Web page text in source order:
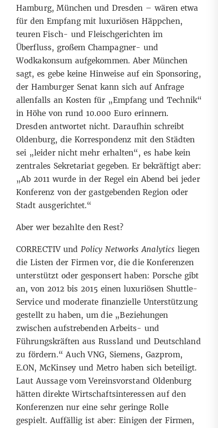
Hamburg, München und Dresden – wären etwa
für den Empfang mit luxuriösen Häppchen,
teuren Fisch- und Fleischgerichten im
Überfluss, großem Champagner- und
Wodkakonsum aufgekommen. Aber München
sagt, es gebe keine Hinweise auf ein Sponsoring,
der Hamburger Senat kann sich auf Anfrage
allenfalls an Kosten für „Empfang und Technik“
in Höhe von rund 10.000 Euro erinnern.
Dresden antwortet nicht. Daraufhin schreibt
Oldenburg, die Korrespondenz mit den Städten
sei „leider nicht mehr erhalten“, es habe kein
zentrales Sekretariat gegeben. Er bekräftigt aber:
„Ab 2011 wurde in der Regel ein Abend bei jeder
Konferenz von der gastgebenden Region oder
Stadt ausgerichtet.“
Aber wer bezahlte den Rest?
CORRECTIV und Policy Networks Analytics liegen
die Listen der Firmen vor, die die Konferenzen
unterstützt oder gesponsert haben: Porsche gibt
an, von 2012 bis 2015 einen luxuriösen Shuttle-
Service und moderate finanzielle Unterstützung
gestellt zu haben, um die „Beziehungen
zwischen aufstrebenden Arbeits- und
Führungskräften aus Russland und Deutschland
zu fördern.“ Auch VNG, Siemens, Gazprom,
E.ON, McKinsey und Metro haben sich beteiligt.
Laut Aussage vom Vereinsvorstand Oldenburg
hätten direkte Wirtschaftsinteressen auf den
Konferenzen nur eine sehr geringe Rolle
gespielt. Auffällig ist aber: Einigen der Firmen,